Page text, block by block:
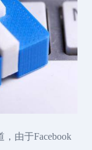
由于Facebook